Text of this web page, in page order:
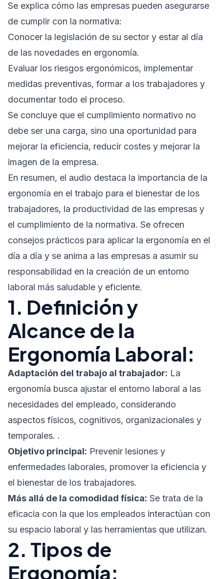
Se explica cómo las empresas pueden asegurarse
de cumplir con la normativa:
Conocer la legislación de su sector y estar al día
de las novedades en ergonomía.
Evaluar los riesgos ergonómicos, implementar
medidas preventivas, formar a los trabajadores y
documentar todo el proceso.
Se concluye que el cumplimiento normativo no
debe ser una carga, sino una oportunidad para
mejorar la eficiencia, reducir costes y mejorar la
imagen de la empresa.
En resumen, el audio destaca la importancia de la
ergonomía en el trabajo para el bienestar de los
trabajadores, la productividad de las empresas y
el cumplimiento de la normativa. Se ofrecen
consejos prácticos para aplicar la ergonomía en el
día a día y se anima a las empresas a asumir su
responsabilidad en la creación de un entorno
laboral más saludable y eficiente.
1. Definición y
Alcance de la
Ergonomía Laboral:
Adaptación del trabajo al trabajador: La
ergonomía busca ajustar el entorno laboral a las
necesidades del empleado, considerando
aspectos físicos, cognitivos, organizacionales y
temporales. .
Objetivo principal: Prevenir lesiones y
enfermedades laborales, promover la eficiencia y
el bienestar de los trabajadores.
Más allá de la comodidad física: Se trata de la
eficacia con la que los empleados interactúan con
su espacio laboral y las herramientas que utilizan.
2. Tipos de
Ergonomía: